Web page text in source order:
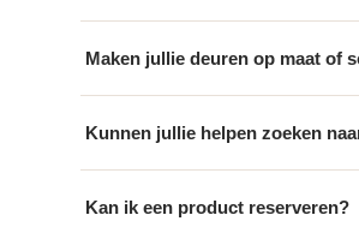
Maken jullie deuren op maat of
Kunnen jullie helpen zoeken
Kan ik een product reserveren?